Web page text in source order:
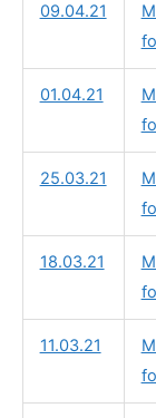
09.04.21
01.04.21
25.03.21
18.03.21
11.03.21